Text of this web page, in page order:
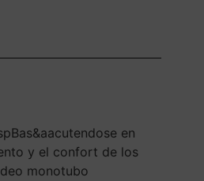
en
y el confort de los
monotubo